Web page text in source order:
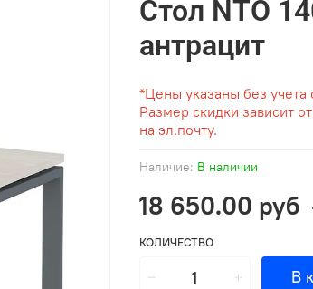
Наличие: В наличии
Стол NTO
антрацит
18 650.00 руб
КОЛИЧЕСТВО
В
*Цены указаны без учета
Размер скидки зависит
на эл.почту.